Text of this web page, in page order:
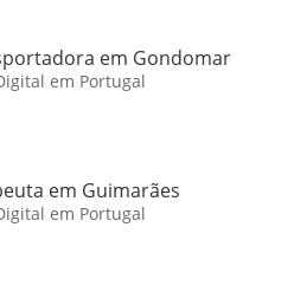
em Gondomar
em Portugal
em Guimarães
em Portugal